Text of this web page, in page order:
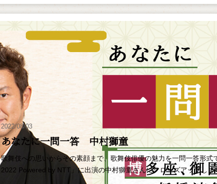
2022/08/03
あなたに一問一答 中村獅童
歌舞伎への思いからその素顔まで、歌舞伎俳優の魅力を一問一答形式
2022 Powered by NTT」に出演の中村獅童さんにクローズアップしま